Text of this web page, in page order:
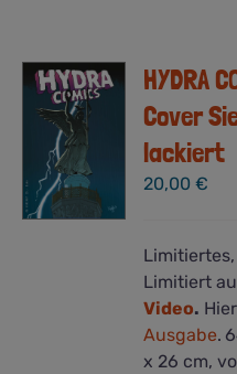
HYDRA
Cover
lackiert
20,00€
Limitiert
Video.
Ausgabe.
x 26 cm,